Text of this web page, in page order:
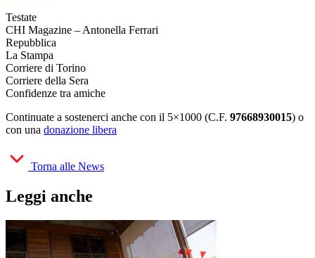
Testate
CHI Magazine – Antonella Ferrari
Repubblica
La Stampa
Corriere di Torino
Corriere della Sera
Confidenze tra amiche
Continuate a sostenerci anche con il 5×1000 (C.F. 97668930015) o
con una donazione libera
Torna alle News
Leggi anche